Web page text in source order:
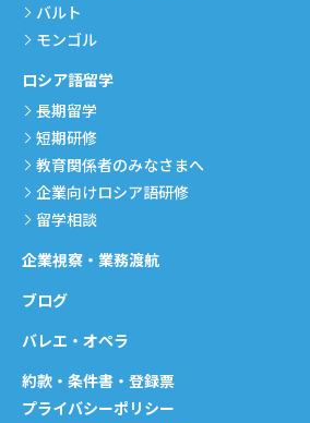
バルト
モンゴル
ロシア語留学
長期留学
短期研修
教育関係者のみなさまへ
企業向けロシア語研修
留学相談
企業視察・業務渡航
ブログ
バレエ・オペラ
約款・条件書・登録票
プライバシーポリシー